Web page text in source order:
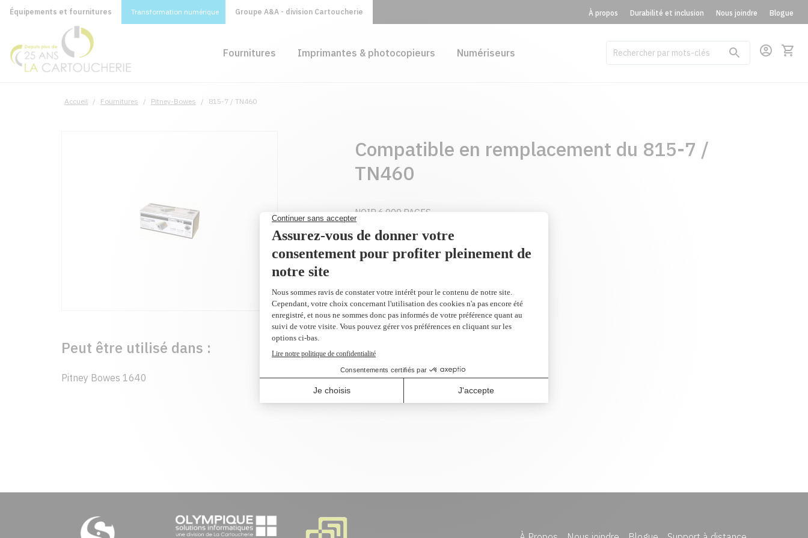
Équipements et fournitures Transformation numérique Groupe A&A - division Cartoucherie À propos Durabilité et inclusion Nous joindre Blogue
Fournitures Imprimantes & photocopieurs Numériseurs
Accueil / Fournitures / Pitney-Bowes / 815-7 / TN460
Compatible en remplacement du 815-7 /
TN460
NOIR 6,000 PAGES
59,95 $ (2 et plus 51,80 $ CAD)
Peut être utilisé dans :
Pitney Bowes 1640